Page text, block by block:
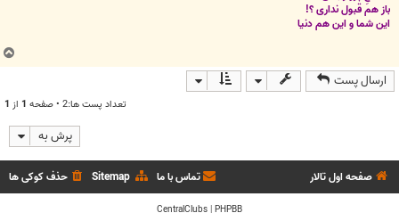
باز هم قبول نداری ؟!
این شما و این هم دنیا
ارسال پست
تعداد پست ها:2 • صفحه 1 از 1
پرش به
صفحه اول تالار حذف کوکی ها Sitemap تماس با ما
PHPBB
|
CentralClubs